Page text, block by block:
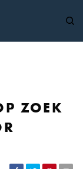
ZOEK